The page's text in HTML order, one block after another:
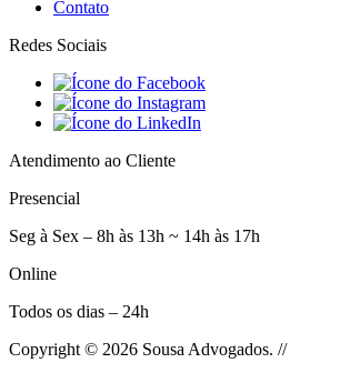
Contato
Redes Sociais
Atendimento ao Cliente
Presencial
Seg à Sex – 8h às 13h ~ 14h às 17h
Online
Todos os dias – 24h
Copyright © 2026 Sousa Advogados. //